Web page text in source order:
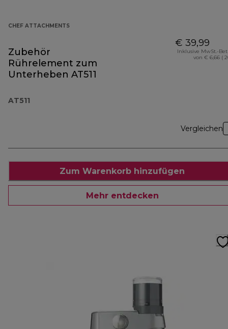
CHEF ATTACHMENTS
Zubehör
Rührelement zum
Unterheben AT511
AT511
€ 39,99
Inklusive MwSt.-
von € 6,66 (
Vergleichen
Zum Warenkorb hinzufügen
Mehr entdecken